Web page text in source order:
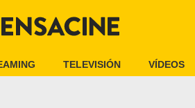
TELEVISIÓN VÍDEOS